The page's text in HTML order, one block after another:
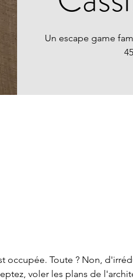
Un escape game
occupée. Toute ? Non,
voler les plans de